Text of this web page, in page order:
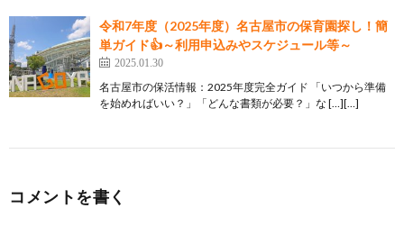
令和7年度（2025年度）名古屋市の保育園探し！簡
単ガイド👍～利用申込みやスケジュール等～
2025.01.30
名古屋市の保活情報：2025年度完全ガイド 「いつから準備
を始めればいい？」「どんな書類が必要？」な […][…]
コメントを書く